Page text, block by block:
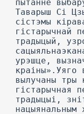
пытанне
Таварыш Сі
сістэмы
гістарычнай
традыцый,
урэшце,
краіны».Уяго
вылучаны тры
гістарычная
традыцыі,
нацыянальным